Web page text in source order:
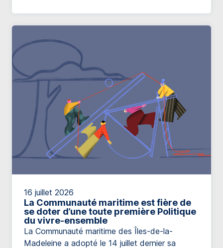
de 2% des […]
16 juillet 2026
La Communauté maritime est fière de
se doter d’une toute première Politique
du vivre-ensemble
La Communauté maritime des Îles-de-la-
Madeleine a adopté le 14 juillet dernier sa